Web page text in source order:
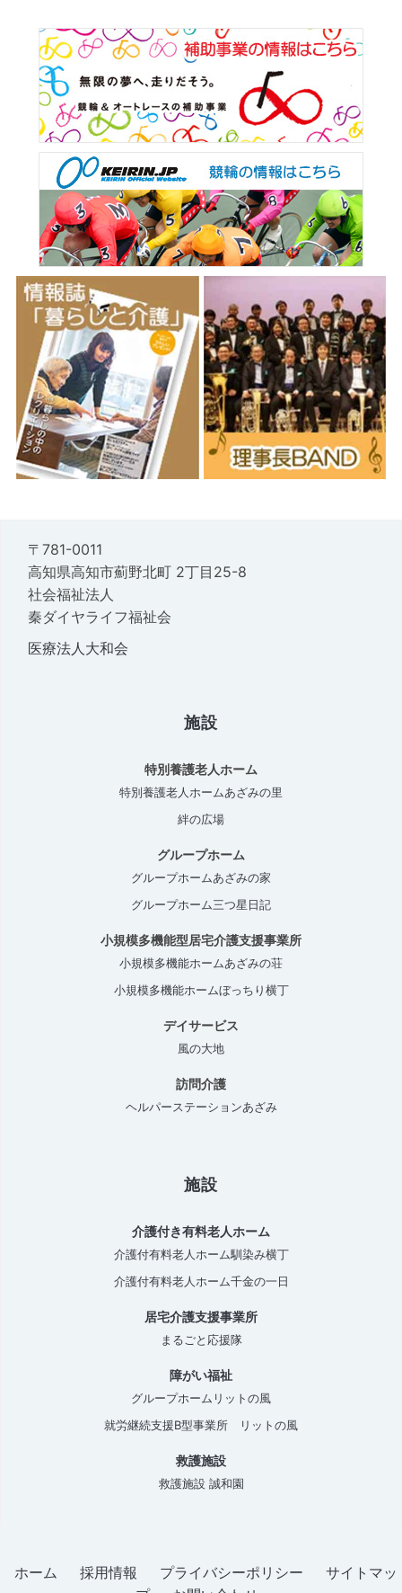
〒781-0011
高知県高知市薊野北町 2丁目25-8
社会福祉法人
秦ダイヤライフ福祉会
医療法人大和会
施設
特別養護老人ホーム
特別養護老人ホームあざみの里
絆の広場
グループホーム
グループホームあざみの家
グループホーム三つ星日記
小規模多機能型居宅介護支援事業所
小規模多機能ホームあざみの荘
小規模多機能ホームぼっちり横丁
デイサービス
風の大地
訪問介護
ヘルパーステーションあざみ
施設
介護付き有料老人ホーム
介護付有料老人ホーム馴染み横丁
介護付有料老人ホーム千金の一日
居宅介護支援事業所
まるごと応援隊
障がい福祉
グループホームリットの風
就労継続支援B型事業所 リットの風
救護施設
救護施設 誠和園
ホーム 採用情報 プライバシーポリシー
サイトマッ